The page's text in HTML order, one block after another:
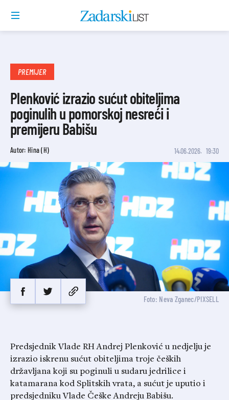
PREMIJER
Plenković izrazio sućut obiteljima
poginulih u pomorskoj nesreći i
premijeru Babišu
Autor: Hina (H) 14.06.2026. 19:30
Foto: Neva Zganec/PIXSELL
Predsjednik Vlade RH Andrej Plenković u nedjelju je
izrazio iskrenu sućut obiteljima troje čeških
državljana koji su poginuli u sudaru jedrilice i
katamarana kod Splitskih vrata, a sućut je uputio i
predsjedniku Vlade Češke Andreju Babišu.